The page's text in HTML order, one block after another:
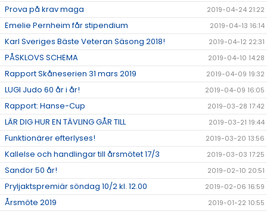
Prova på krav maga 2019-04-24 21:22
Emelie Pernheim får stipendium 2019-04-13 16:14
Karl Sveriges Bäste Veteran Säsong 2018! 2019-04-12 22:31
PÅSKLOVS SCHEMA 2019-04-10 14:28
Rapport Skåneserien 31 mars 2019 2019-04-09 19:32
LUGI Judo 60 år i år! 2019-04-09 16:05
Rapport: Hanse-Cup 2019-03-28 17:42
LÄR DIG HUR EN TÄVLING GÅR TILL 2019-03-21 19:44
Funktionärer efterlyses! 2019-03-20 13:56
Kallelse och handlingar till årsmötet 17/3 2019-03-03 17:25
Sandor 50 år! 2019-02-10 20:51
Pryljaktspremiär söndag 10/2 kl. 12.00 2019-02-06 16:59
Årsmöte 2019 2019-01-22 10:55